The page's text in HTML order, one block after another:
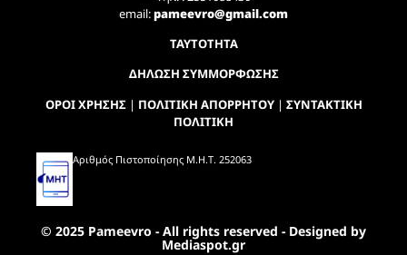
email:pameevro@gmail.com
ΤΑΥΤΟΤΗΤΑ
ΔΗΛΩΣΗ ΣΥΜΜΟΡΦΩΣΗΣ
ΟΡΟΙ ΧΡΗΣΗΣ| ΠΟΛΙΤΙΚΗ ΑΠΟΡΡΗΤΟΥ| ΣΥΝΤΑΚΤΙΚΗ
ΠΟΛΙΤΙΚΗ
Αριθμός Πιστοποίησης Μ.Η.Τ. 252063
© 2025 Pameevro - All rights reserved - Designed by
Mediaspot.gr